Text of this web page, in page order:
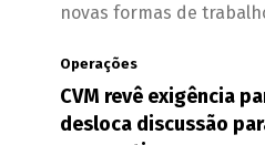
novas formas de
Operações
CVM revê exigência
desloca discussão